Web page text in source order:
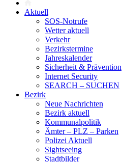
Aktuell
SOS-Notrufe
Wetter aktuell
Verkehr
Bezirkstermine
Jahreskalender
Sicherheit & Prävention
Internet Security
SEARCH – SUCHEN
Bezirk
Neue Nachrichten
Bezirk aktuell
Kommunalpolitik
Ämter – PLZ – Parken
Polizei Aktuell
Sightseeing
Stadtbilder